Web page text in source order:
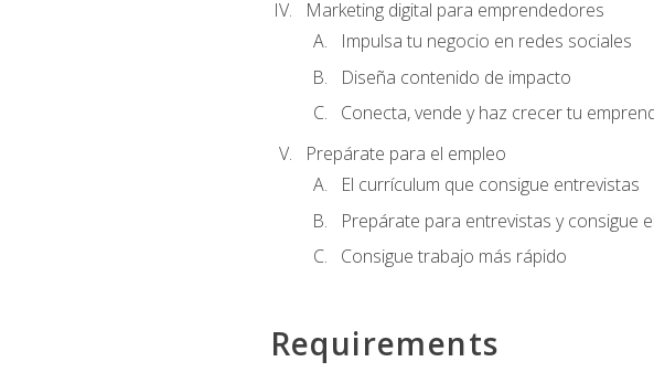
Marketing digital para emprendedores
Impulsa tu negocio en redes sociales
Diseña contenido de impacto
Conecta, vende y haz crecer tu
Prepárate para el empleo
El currículum que consigue entrevistas
Prepárate para entrevistas y consigue
Consigue trabajo más rápido
Requirements